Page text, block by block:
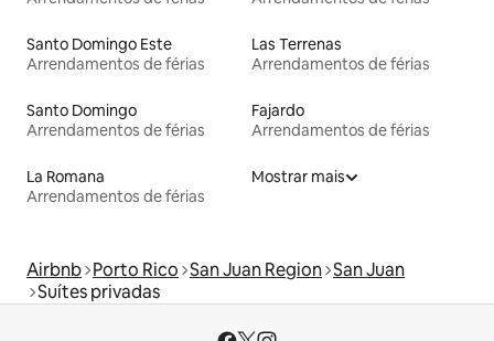
Santo Domingo Este
Arrendamentos de férias
Las Terrenas
Arrendamentos de férias
Santo Domingo
Arrendamentos de férias
Fajardo
Arrendamentos de férias
La Romana
Arrendamentos de férias
Mostrar mais
Airbnb Porto Rico San Juan Region San Juan
Suítes privadas